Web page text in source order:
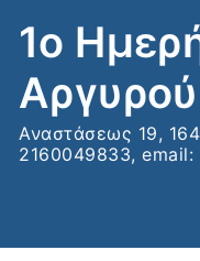
στο
περιεχόμενο
1ο
Αναστάσεως 19,
2160049833,